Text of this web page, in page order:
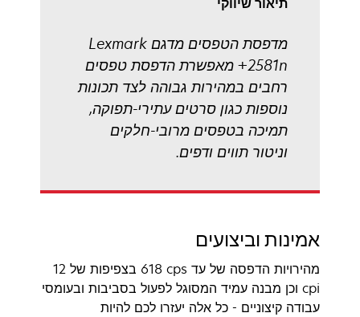
תיאור שיווקי
מדפסת הטפסים מדגם Lexmark
2581n+ מאפשרת הדפסת טפסים
רחבים במהירות גבוהה לצד תכונות
נוספות כגון סרטים עתירי-תפוקה,
תמיכה בטפסים מרובי-חלקים
וניטור תווים ודפים.
אמינות וביצועים
מהירויות הדפסה של עד ‎618 cps בצפיפות של ‎12
cpi וכן מבנה עמיד המסוגל לפעול בסביבות ובעומסי
עבודה קיצוניים - כל אלה יעזרו לכם להיות